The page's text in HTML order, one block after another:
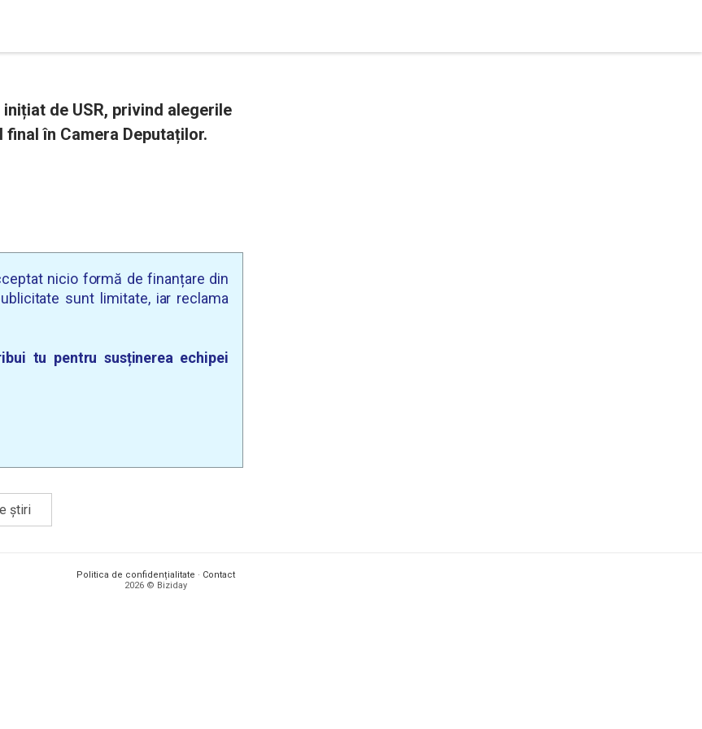
de USR, privind alegerile
în Camera Deputaților.
nicio formă de finanțare din
sunt limitate, iar reclama
tu pentru susținerea echipei
știri
Politica de confidențialitate · Contact
2026 © Biziday